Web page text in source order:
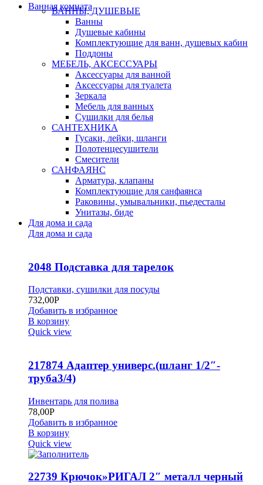
Ванная комната
ВАННЫ, ДУШЕВЫЕ
Ванны
Душевые кабины
Комплектующие для ванн, душевых кабин
Поддоны
МЕБЕЛЬ, АКСЕССУАРЫ
Аксессуары для ванной
Аксессуары для туалета
Зеркала
Мебель для ванных
Сушилки для белья
САНТЕХНИКА
Гусаки, лейки, шланги
Полотенцесушители
Смесители
САНФАЯНС
Арматура, клапаны
Комплектующие для санфаянса
Раковины, умывальники, пьедесталы
Унитазы, биде
Для дома и сада
Для дома и сада
2048 Подставка для тарелок
Подставки, сушилки для посуды
732,00Р
Добавить в избранное
В корзину
Quick view
217874 Адаптер универс.(шланг 1/2″-
труба3/4)
Инвентарь для полива
78,00Р
Добавить в избранное
В корзину
Quick view
22739 Крючок»РИГАЛ 2″ металл черный